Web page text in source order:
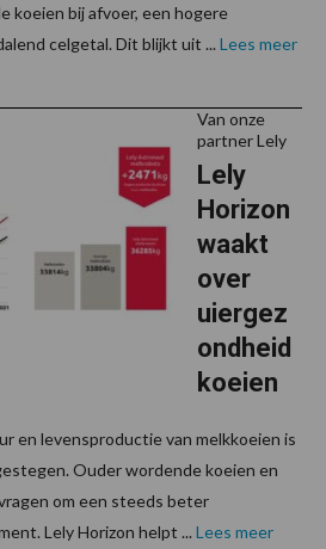
koeien bij afvoer, een hogere
celgetal. Dit blijkt uit ... Lees meer
Van onze
partner Lely
Lely
Horizon
waakt
over
uiergez
ondheid
koeien
en levensproductie van melkkoeien is
Ouder wordende koeien en
om een steeds beter
Lely Horizon helpt ... Lees meer